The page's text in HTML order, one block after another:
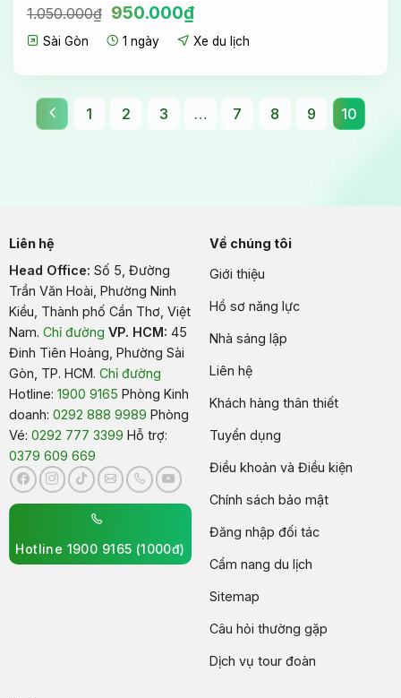
1.050.000₫ Giá
gốc
là:
950.000₫Giá
hiện
tại
950.000₫.
Sài Gòn 1 ngày Xe du lịch
1 2 3 … 7 8 9 10
Liên hệ
Head Office: Số 5, Đường
Trần Văn Hoài, Phường Ninh
Kiều, Thành phố Cần Thơ, Việt
Nam. Chỉ đường VP. HCM: 45
Đinh Tiên Hoàng, Phường Sài
Gòn, TP. HCM. Chỉ đường
Hotline: 1900 9165 Phòng Kinh
doanh: 0292 888 9989 Phòng
Vé: 0292 777 3399 Hỗ trợ:
0379 609 669
Hotline 1900 9165 (1000đ)
Về chúng tôi
Giới thiệu
Hồ sơ năng lực
Nhà sáng lập
Liên hệ
Khách hàng thân thiết
Tuyển dụng
Điều khoản và Điều kiện
Chính sách bảo mật
Đăng nhập đối tác
Cẩm nang du lịch
Sitemap
Câu hỏi thường gặp
Dịch vụ tour đoàn